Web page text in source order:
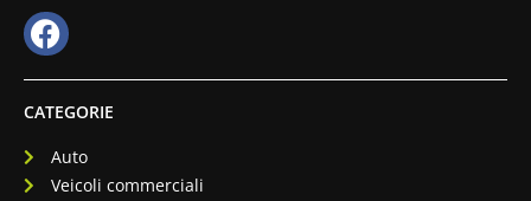
CATEGORIE
Auto
Veicoli commerciali